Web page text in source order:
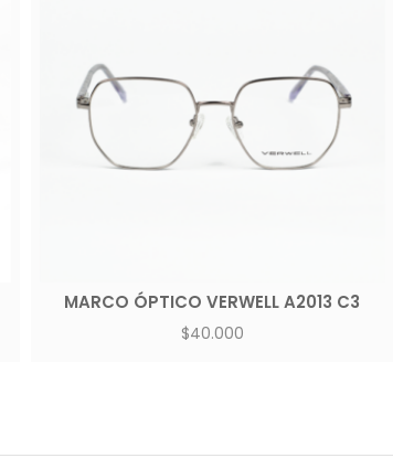
MARCO ÓPTICO VERWELL A2013 C3
$40.000